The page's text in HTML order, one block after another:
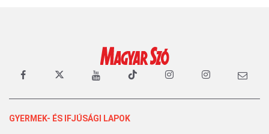
GYERMEK- ÉS IFJÚSÁGI LAPOK